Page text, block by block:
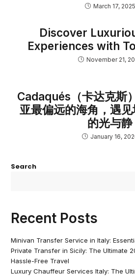
March 17, 2025
Discover
Experiences with
November 21,
Cadaqués（卡达克斯
亚最偏远的海角，遇
的光与静
January 16,
Search
Recent Posts
Minivan Transfer Service in Italy:
Private Transfer in Sicily: The Ultimate
Hassle-Free Travel
Luxury Chauffeur Services Italy: The